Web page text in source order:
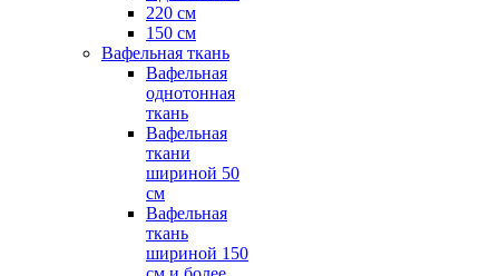
220 см
150 см
Вафельная ткань
Вафельная
однотонная
ткань
Вафельная
ткани
шириной 50
см
Вафельная
ткань
шириной 150